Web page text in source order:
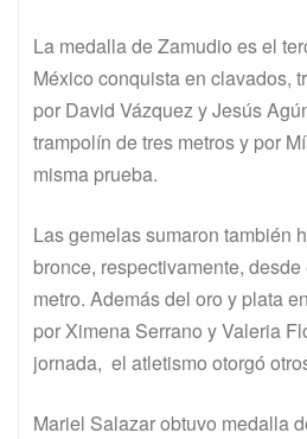
La medalla de Zamudio es el
México conquista en clavados,
por David Vázquez y Jesús
trampolín de tres metros y por
misma prueba.
Las gemelas sumaron también
bronce, respectivamente,
metro. Además del oro y plata
por Ximena Serrano y Valeria
jornada, el atletismo otorgó
Mariel Salazar obtuvo medalla